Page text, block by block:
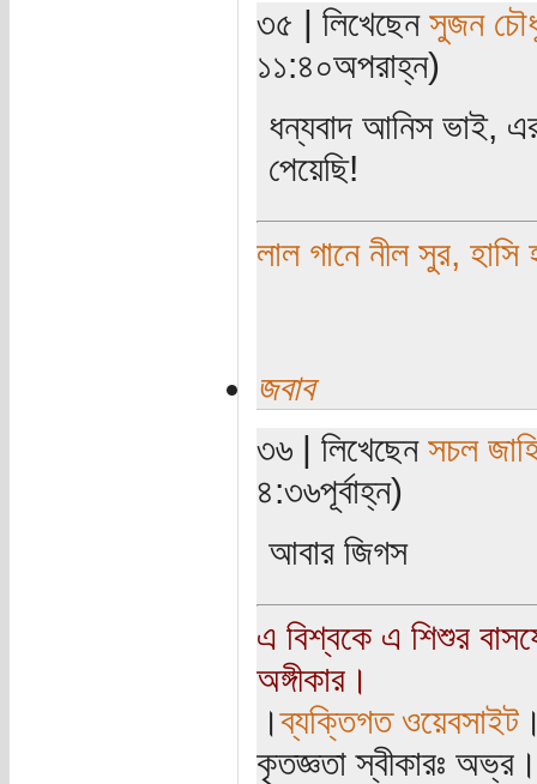
৩৫ | লিখেছেন সুজন
১১:৪০অপরাহ্ন)
ধন্যবাদ আনিস ভাই,
পেয়েছি!
লাল গানে নীল সুর, হাসি
জবাব
৩৬ | লিখেছেন সচল
৪:৩৬পূর্বাহ্ন)
আবার জিগস
এ বিশ্বকে এ শিশুর
অঙ্গীকার।
।ব্যক্তিগত ওয়েবসাইট
কৃতজ্ঞতা স্বীকারঃ অভ্র।